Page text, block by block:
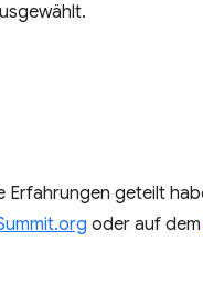
geteilt
oder auf dem